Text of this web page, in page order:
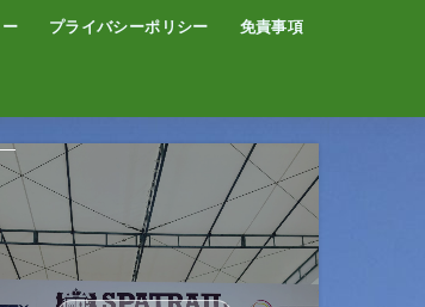
プライバシーポリシー 免責事項